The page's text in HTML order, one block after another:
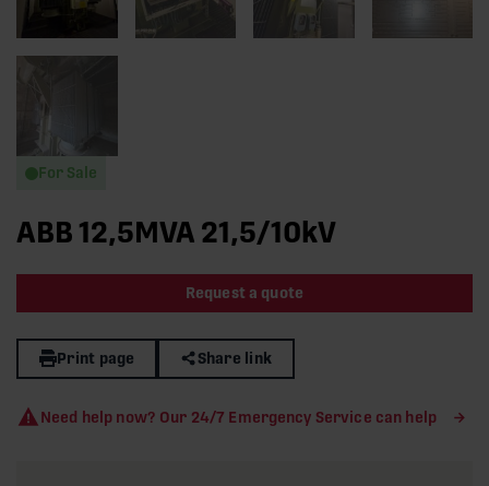
For Sale
ABB 12,5MVA 21,5/10kV
Request a quote
Print page Share link
Need help now? Our 24/7 Emergency Service can help